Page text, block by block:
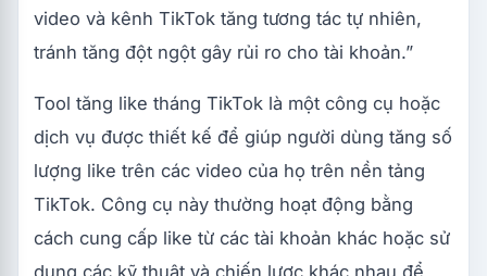
video và kênh TikTok tăng tương tác tự nhiên,
tránh tăng đột ngột gây rủi ro cho tài khoản.”
Tool tăng like tháng TikTok là một công cụ hoặc
dịch vụ được thiết kế để giúp người dùng tăng số
lượng like trên các video của họ trên nền tảng
TikTok. Công cụ này thường hoạt động bằng
cách cung cấp like từ các tài khoản khác hoặc sử